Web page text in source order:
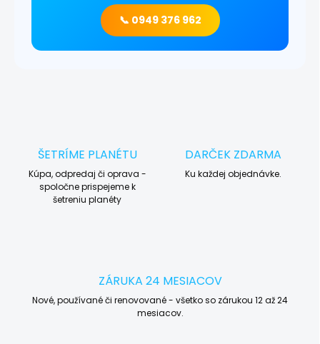
📞 0949 376 962
ŠETRÍME PLANÉTU
Kúpa, odpredaj či oprava -
spoločne prispejeme k
šetreniu planéty
DARČEK ZDARMA
Ku každej objednávke.
ZÁRUKA 24 MESIACOV
Nové, používané či renovované - všetko so zárukou 12 až 24
mesiacov.